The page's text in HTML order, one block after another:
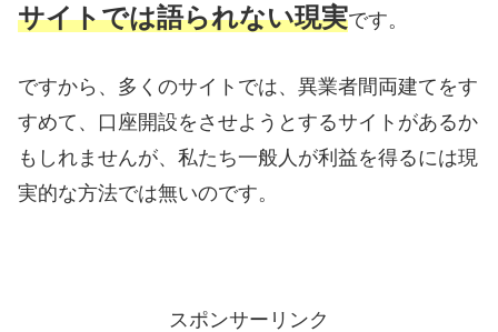
サイトでは語られない現実です。
ですから、多くのサイトでは、異業者間両建てをす
すめて、口座開設をさせようとするサイトがあるか
もしれませんが、私たち一般人が利益を得るには現
実的な方法では無いのです。
スポンサーリンク